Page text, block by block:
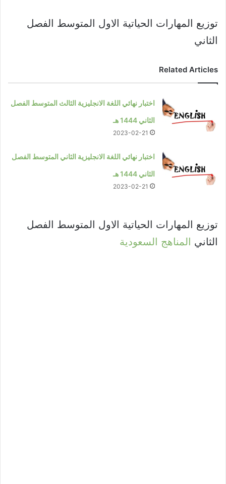
توزيع المهارات الحياتية الاول المتوسط الفصل
الثاني
Related Articles
اختبار نهائي اللغة الانجليزية الثالث المتوسط الفصل
الثاني 1444 هـ
2023-02-21
اختبار نهائي اللغة الانجليزية الثاني المتوسط الفصل
الثاني 1444 هـ
2023-02-21
توزيع المهارات الحياتية الاول المتوسط الفصل
الثاني المناهج السعودية